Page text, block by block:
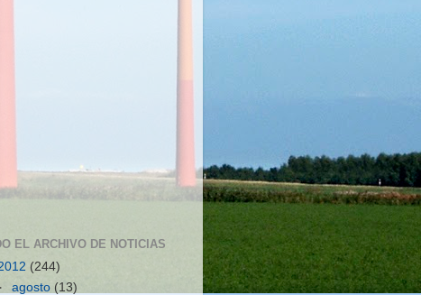
EL ARCHIVO DE NOTICIAS
(244)
agosto (13)